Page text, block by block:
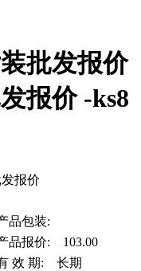
批发报价
报价 -ks8
报价
品包装:
品报价: 103.00
效 期: 长期